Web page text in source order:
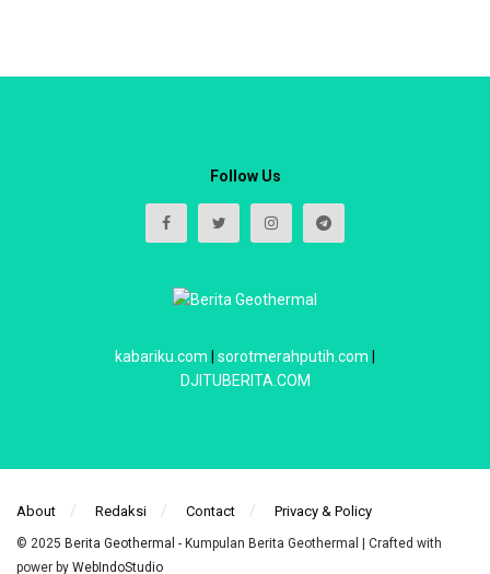
Follow Us
kabariku.com sorotmerahputih.com
DJITUBERITA.COM
About Redaksi Contact Privacy & Policy
© 2025 Berita Geothermal - Kumpulan Berita Geothermal | Crafted with
power by WebIndoStudio